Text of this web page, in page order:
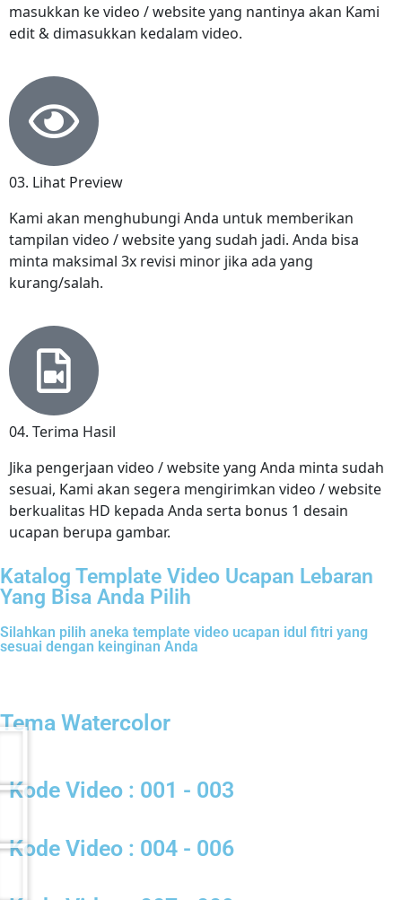
masukkan ke video / website yang nantinya akan Kami
edit & dimasukkan kedalam video.
03. Lihat Preview
Kami akan menghubungi Anda untuk memberikan
tampilan video / website yang sudah jadi. Anda bisa
minta maksimal 3x revisi minor jika ada yang
kurang/salah.
04. Terima Hasil
Jika pengerjaan video / website yang Anda minta sudah
sesuai, Kami akan segera mengirimkan video / website
berkualitas HD kepada Anda serta bonus 1 desain
ucapan berupa gambar.
Katalog Template Video Ucapan Lebaran
Yang Bisa Anda Pilih
Silahkan pilih aneka template video ucapan idul fitri yang
sesuai dengan keinginan Anda
Tema Watercolor
Kode Video : 001 - 003
Kode Video : 004 - 006